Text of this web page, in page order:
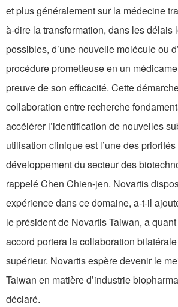
et plus généralement sur la médecine
à-dire la transformation, dans les délais
possibles, d’une nouvelle molécule ou
procédure prometteuse en un
preuve de son efficacité. Cette
collaboration entre recherche
accélérer l’identification de nouvelles
utilisation clinique est l’une des
développement du secteur des
rappelé Chen Chien-jen. Novartis
expérience dans ce domaine, a-t-il
le président de Novartis Taiwan, a
accord portera la collaboration
supérieur. Novartis espère devenir le
Taiwan en matière d’industrie
déclaré.